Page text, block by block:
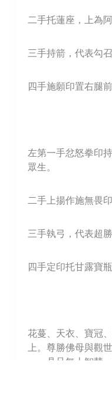
二手托蓮座，上為
三手持箭，代表勾
四手施願印置右腿
左第一手忿怒拳印
眾生。
二手上揚作施無畏
三手執弓，代表超勝
四手定印托甘露寶
花蔓、天衣、寶冠
上。尊勝佛母與觀
一，具足無上智慧